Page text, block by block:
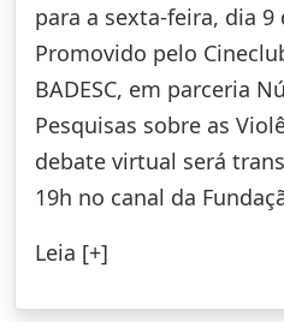
para a sexta-feira, dia
Promovido pelo
BADESC, em parceria
Pesquisas sobre as
debate virtual será
19h no canal da
Leia [+]